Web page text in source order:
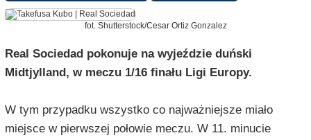
fot. Shutterstock/Cesar Ortiz Gonzalez
Real Sociedad pokonuje na wyjeździe duński
Midtjylland, w meczu 1/16 finału Ligi Europy.
W tym przypadku wszystko co najważniejsze miało
miejsce w pierwszej połowie meczu. W 11. minucie